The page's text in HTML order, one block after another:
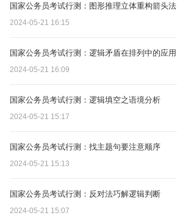
国家公务员考试行测：图形推理立体重构箭头法
2024-05-21 16:15
国家公务员考试行测：逻辑矛盾在排列中的应用
2024-05-21 16:09
国家公务员考试行测：逻辑填空之语境分析
2024-05-21 15:17
国家公务员考试行测：找主题句要注意顺序
2024-05-21 15:13
国家公务员考试行测：反对法巧解逻辑判断
2024-05-21 15:07